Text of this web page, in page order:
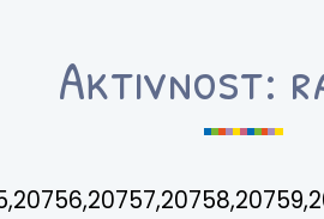
Aktivnost: